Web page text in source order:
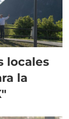
locales
la